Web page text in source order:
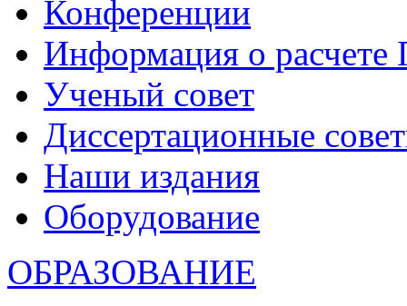
Конференции
Информация о
Ученый совет
Диссертационные
Наши издания
Оборудование
ОБРАЗОВАНИЕ